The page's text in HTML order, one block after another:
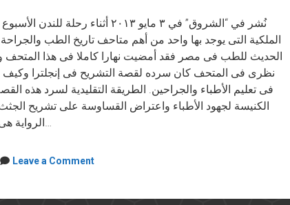
نُشر في “الشروق” في ٣ مايو ٢٠١٣
الملكية التى يوجد بها واحد من أهم متاحف تاريخ الطب والجراحة
الحديث للطب فى مصر فقد أمضيت نهارا كاملا فى هذا المتحف
نظرى فى المتحف كان سرده لقصة التشريح فى إنجلترا وكيف
فى تعليم الأطباء والجراحين. الطريقة التقليدية لسرد هذه
الكنيسة لجهود الأطباء واعتراض القساوسة على تشريح
الرواية هى الرواية الشائعة: جهود علمية دءوبة…
Leave a Comment